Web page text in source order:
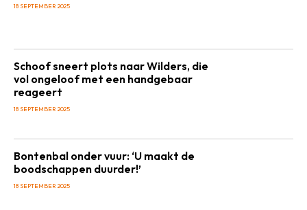
18 SEPTEMBER 2025
Schoof sneert plots naar Wilders, die
vol ongeloof met een handgebaar
reageert
18 SEPTEMBER 2025
Bontenbal onder vuur: ‘U maakt de
boodschappen duurder!’
18 SEPTEMBER 2025